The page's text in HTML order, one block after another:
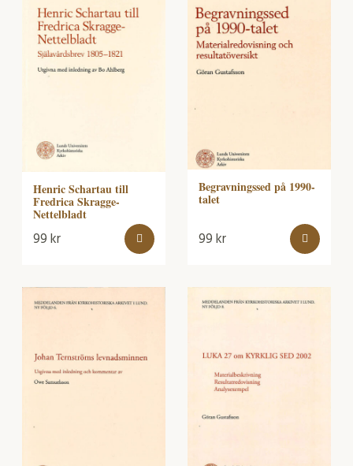
Henric Schartau till
Fredrica Skragge-
Nettelbladt
99kr
Begravningssed på 1990-
talet
99kr